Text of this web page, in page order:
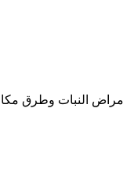
النبات وطرق